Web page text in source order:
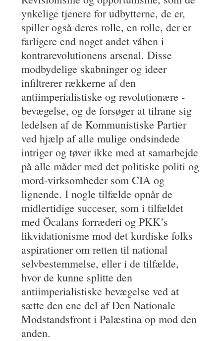
ynkelige tjenere for udbytterne, de er,
spiller også deres rolle, en rolle, der er
farligere end noget andet våben i
kontrarevolutionens arsenal. Disse
modbydelige skabninger og ideer
infiltrerer rækkerne af den
antiimperialistiske og revolutionære -
bevægelse, og de forsøger at tilrane sig
ledelsen af de Kommunistiske Partier
ved hjælp af alle mulige ondsindede
intriger og tøver ikke med at samarbejde
på alle måder med det politiske politi og
mord-virksomheder som CIA og
lignende. I nogle tilfælde opnår de
midlertidige succeser, som i tilfældet
med Öcalans forræderi og PKK’s
likvidationisme mod det kurdiske folks
aspirationer om retten til national
selvbestemmelse, eller i de tilfælde,
hvor de kunne splitte den
antiimperialistiske bevægelse ved at
sætte den ene del af Den Nationale
Modstandsfront i Palæstina op mod den
anden.